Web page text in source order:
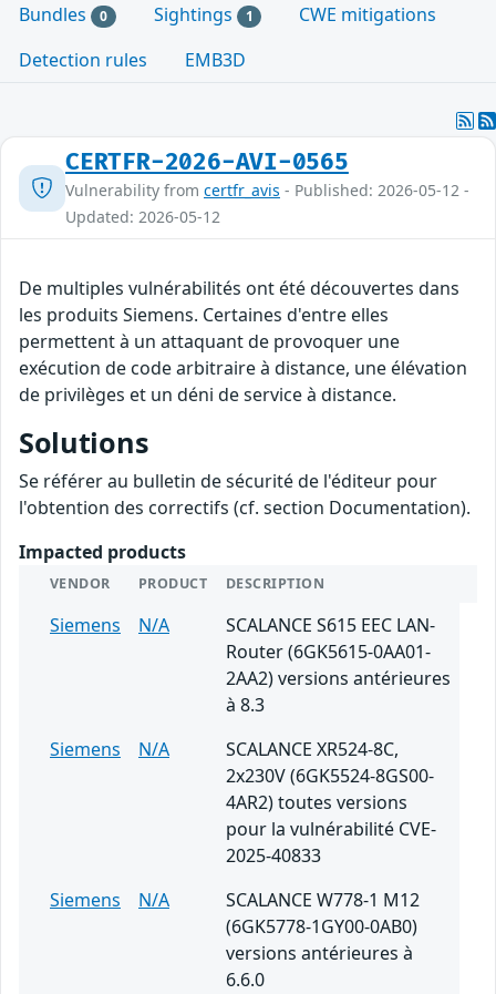
Bundles 0 Sightings 1
CWE mitigations
Detection rules
EMB3D
CERTFR-2026-AVI-0565
Vulnerability from certfr_avis - Published: 2026-05-12 -
Updated: 2026-05-12
De multiples vulnérabilités ont été découvertes dans
les produits Siemens. Certaines d'entre elles
permettent à un attaquant de provoquer une
exécution de code arbitraire à distance, une élévation
de privilèges et un déni de service à distance.
Solutions
Se référer au bulletin de sécurité de l'éditeur pour
l'obtention des correctifs (cf. section Documentation).
Impacted products
VENDOR PRODUCT DESCRIPTION
Siemens N/A
SCALANCE S615 EEC LAN-
Router (6GK5615-0AA01-
2AA2) versions antérieures
à 8.3
Siemens
N/A
SCALANCE XR524-8C,
2x230V (6GK5524-8GS00-
4AR2) toutes versions
pour la vulnérabilité CVE-
2025-40833
Siemens
N/A
SCALANCE W778-1 M12
(6GK5778-1GY00-0AB0)
versions antérieures à
6.6.0